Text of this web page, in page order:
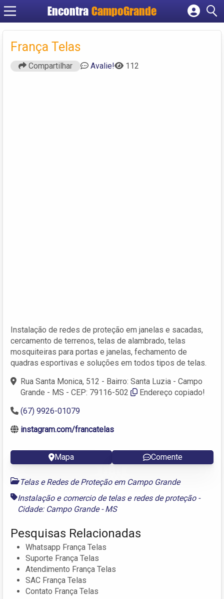
Encontra CampoGrande
Cadastrar empresa
França Telas
Compartilhar Avalie! 112
Instalação de redes de proteção em janelas e sacadas,
cercamento de terrenos, telas de alambrado, telas
mosquiteiras para portas e janelas, fechamento de
quadras esportivas e soluções em todos tipos de telas.
Rua Santa Monica, 512 - Bairro: Santa Luzia - Campo
Grande - MS - CEP: 79116-502
Endereço copiado!
(67) 9926-01079
instagram.com/francatelas
Mapa Comente
Telas e Redes de Proteção em Campo Grande
Instalação e comercio de telas e redes de proteção -
Cidade: Campo Grande - MS
Pesquisas Relacionadas
Whatsapp França Telas
Suporte França Telas
Atendimento França Telas
SAC França Telas
Contato França Telas